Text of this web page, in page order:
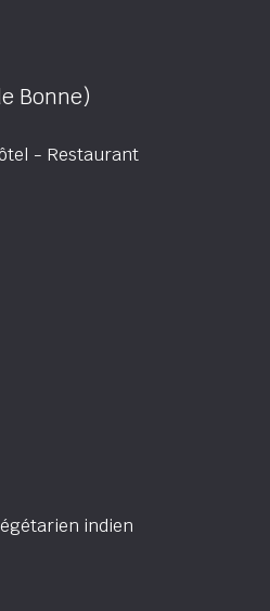
Bonne)
- Restaurant
indien